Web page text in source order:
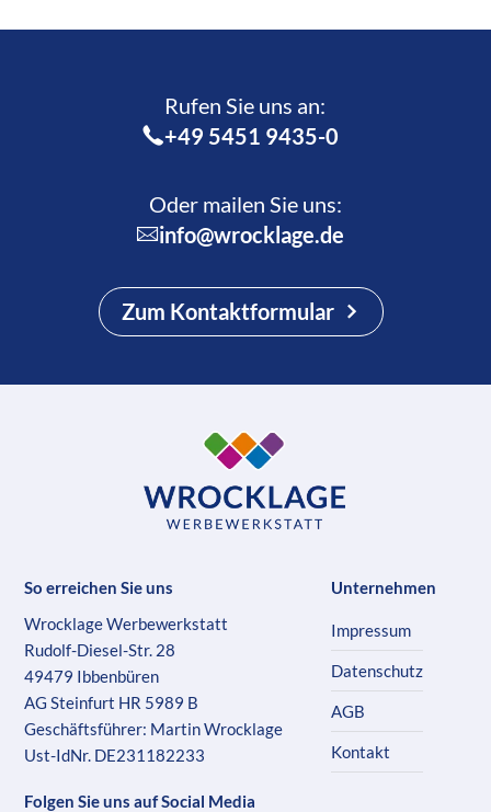
Rufen Sie uns an:­
+49 5451 9435-0
Oder mailen Sie uns:
info@wrocklage.de
Zum Kontaktformular
So erreichen Sie uns
Wrocklage Werbewerkstatt
Rudolf-Diesel-Str. 28
49479 Ibbenbüren
AG Steinfurt HR 5989 B
Geschäftsführer: Martin Wrocklage
Ust-IdNr. DE231182233
Folgen Sie uns auf Social Media
Unternehmen
Impressum
Datenschutz
AGB
Kontakt